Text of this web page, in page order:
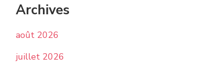
Archives
août 2026
juillet 2026